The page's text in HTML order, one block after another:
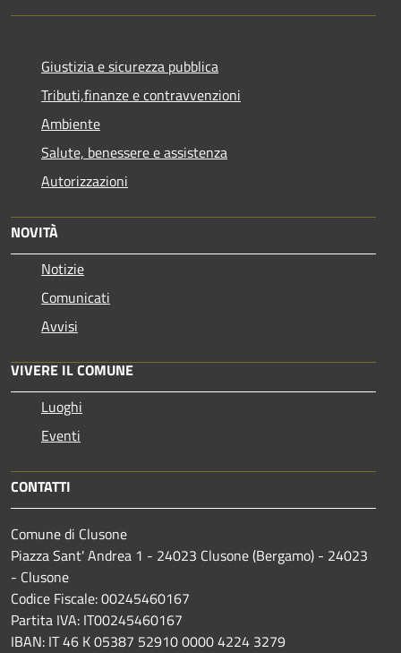
Giustizia e sicurezza pubblica
Tributi,finanze e contravvenzioni
Ambiente
Salute, benessere e assistenza
Autorizzazioni
NOVITÀ
Notizie
Comunicati
Avvisi
VIVERE IL COMUNE
Luoghi
Eventi
CONTATTI
Comune di Clusone
Piazza Sant' Andrea 1 - 24023 Clusone (Bergamo) - 24023
- Clusone
Codice Fiscale: 00245460167
Partita IVA: IT00245460167
IBAN: IT 46 K 05387 52910 0000 4224 3279